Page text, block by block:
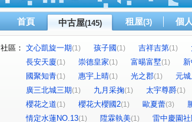
首頁 中古屋(145) 租屋(3) 個
社區： 文心凱旋一期(1) 孩子國(1) 吉祥吉第(1)
長安天廈(1) 崇德皇家(1) 富暘富墅(1)
國聚知青(1) 惠宇上晴(1) 光之郡(1) 元
廣三北城三期(1) 九月采掬(1) 太宇尊爵(1)
櫻花之道(1) 櫻花大櫻國2(1) 歐夏蕾(3)
情定水蓮NO.13(1) 陞霖執美(1) 雷中慶園